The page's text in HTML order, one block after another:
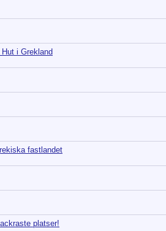
i Grekland
fastlandet
platser!